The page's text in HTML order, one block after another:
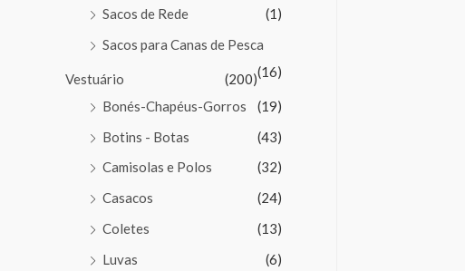
Sacos de Rede
(1)
Sacos para Canas de Pesca
(16)
Vestuário
(200)
Bonés-Chapéus-Gorros
(19)
Botins - Botas
(43)
Camisolas e Polos
(32)
Casacos
(24)
Coletes
(13)
Luvas
(6)